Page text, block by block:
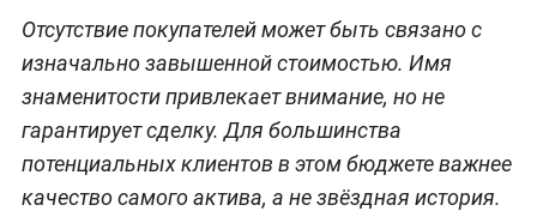
Отсутствие покупателей может быть связано с
изначально завышенной стоимостью. Имя
знаменитости привлекает внимание, но не
гарантирует сделку. Для большинства
потенциальных клиентов в этом бюджете важнее
качество самого актива, а не звёздная история.